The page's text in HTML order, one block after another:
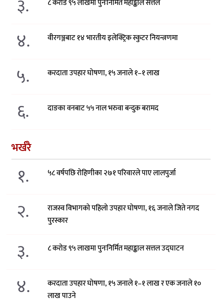
३. ८ करोड ९५ लाखमा पुनःनिर्मित महाङ्काल सत्तल
४. वीरगञ्जबाट १४ भारतीय इलेक्ट्रिक स्कुटर नियन्त्रणमा
५. करदाता उपहार घोषणा, १५ जनाले १–१ लाख
६. दाङका वनबाट ५५ नाल भरुवा बन्दुक बरामद
भर्खरै
१. ५८ वर्षपछि रोहिणीका २७१ परिवारले पाए लालपुर्जा
२.
राजस्व विभागको पहिलो उपहार घोषणा, १६ जनाले जिते नगद
पुरस्कार
३. ८ करोड ९५ लाखमा पुनःनिर्मित महाङ्काल सत्तल उद्घाटन
४.
करदाता उपहार घोषणा, १५ जनाले १–१ लाख र एक जनाले १०
लाख पाउने